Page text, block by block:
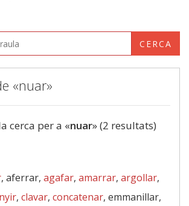
CERCA
«nuar»
cerca per a «nuar» (2 resultats)
, aferrar, agafar, amarrar, argollar,
, clavar, concatenar, emmanillar,